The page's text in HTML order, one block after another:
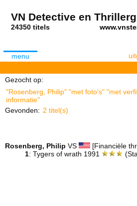
VN Detective en
24350 titels
menu
Gezocht op:
"Rosenberg, Philip" "met foto's" "met
informatie"
Gevonden: 2 titel(s)
Rosenberg, Philip VS [Financiële
1: Tygers of wrath 1991